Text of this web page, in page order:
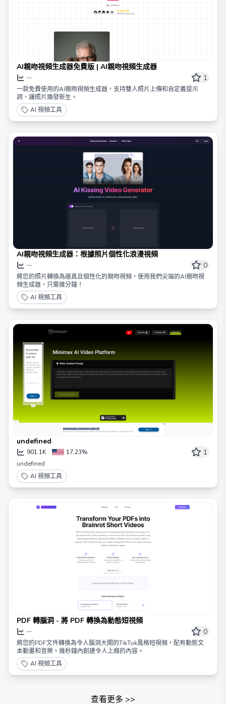
AI親吻視頻生成器免費版 | AI親吻視頻生成器
-- 1
一款免費使用的AI親吻視頻生成器，支持雙人照片上傳和自定義提示
詞，讓照片煥發新生。
AI 視頻工具
AI親吻視頻生成器：根據照片個性化浪漫視頻
-- 0
將您的照片轉換為逼真且個性化的親吻視頻，使用我們尖端的AI親吻視
頻生成器，只需幾分鐘！
AI 視頻工具
undefined
901.1K 17.23% 1
undefined
AI 視頻工具
PDF 轉腦洞 - 將 PDF 轉換為動態短視頻
-- 0
將您的PDF文件轉換為令人腦洞大開的TikTok風格短視頻，配有動態文
本動畫和音樂。幾秒鐘內創建令人上癮的內容。
AI 視頻工具
查看更多 >>